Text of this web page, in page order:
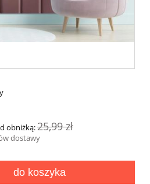
obniżką:25,99 zł
dostawy
do koszyka